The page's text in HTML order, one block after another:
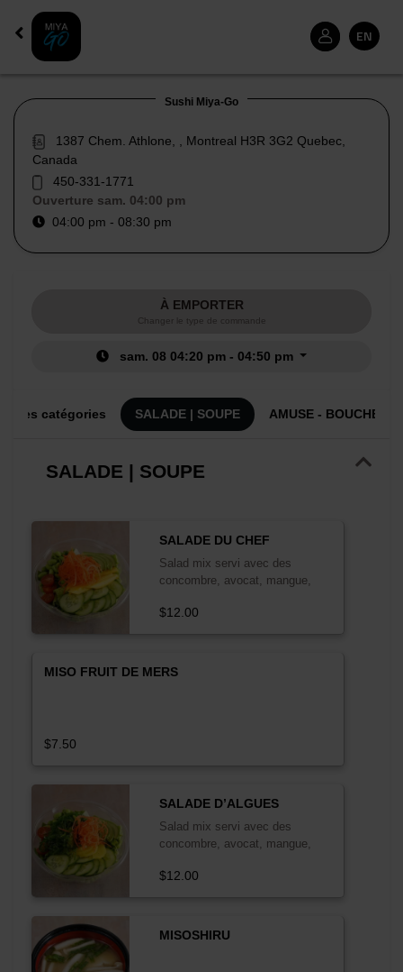
EN
Sushi Miya-Go
1387 Chem. Athlone, , Montreal H3R 3G2 Quebec,
Canada
450-331-1771
Ouverture sam. 04:00 pm
04:00 pm - 08:30 pm
À EMPORTER
Changer le type de commande
sam. 08 04:20 pm - 04:50 pm
les catégories SALADE | SOUPE AMUSE - BOUCHE
SALADE | SOUPE
SALADE DU CHEF
Salad mix servi avec des
concombre, avocat, mangue,
served with cucumber, avocado,
$12.00
MISO FRUIT DE MERS
$7.50
SALADE D’ALGUES
Salad mix servi avec des
concombre, avocat, mangue,
tomates, et daikon marinée. Mix
carrots, wakame, tomatoes and
$12.00
MISOSHIRU